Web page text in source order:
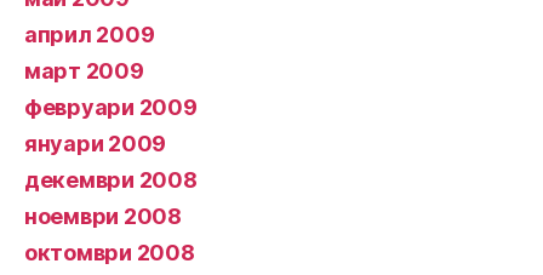
април 2009
март 2009
февруари 2009
януари 2009
декември 2008
ноември 2008
октомври 2008